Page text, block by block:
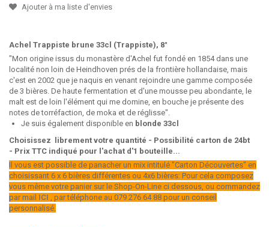
Ajouter à ma liste d'envies
Achel Trappiste brune 33cl (Trappiste), 8°
"Mon origine issus du monastère d'Achel fut fondé en 1854 dans une
localité non loin de Heindhoven prés de la frontière hollandaise, mais
c'est en 2002 que je naquis en venant rejoindre une gamme composée
de 3 bières. De haute fermentation et d'une mousse peu abondante, le
malt est de loin l'élément qui me domine, en bouche je présente des
notes de torréfaction, de moka et de réglisse".
Je suis également disponible en blonde 33cl
Choisissez librement votre quantité - Possibilité carton de 24bt
- Prix TTC indiqué pour l'achat d'1 bouteille...
Il vous est possible de panacher un mix intitulé "Carton Découvertes" en
choisissant 6 x 6 bières différentes ou 4x6 bières: Pour cela composez
vous même votre panier sur le Shop-On-Line ci dessous, ou commandez
par mail ICI , par téléphone au 079 276 64 88 pour un conseil
personnalisé.